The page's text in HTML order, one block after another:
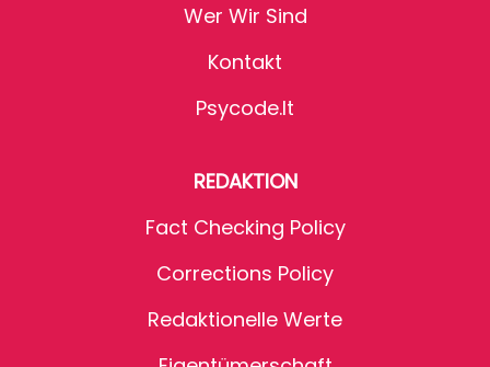
Wer Wir Sind
Kontakt
Psycode.it
REDAKTION
Fact Checking Policy
Corrections Policy
Redaktionelle Werte